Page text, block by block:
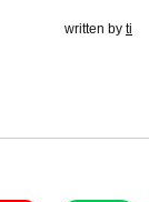
written by ti